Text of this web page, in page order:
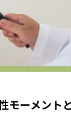
モーメント